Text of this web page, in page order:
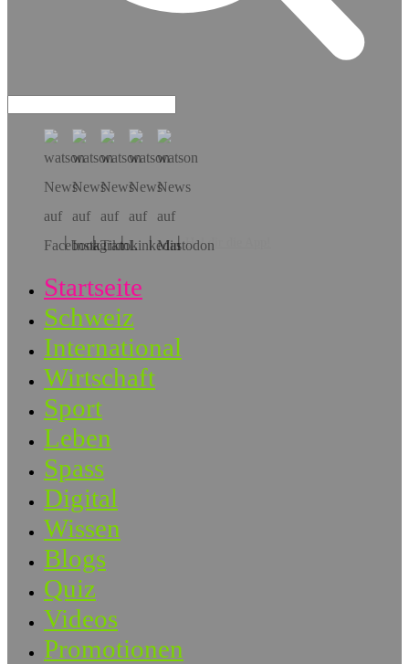
Hol dir die App!
Startseite
Schweiz
International
Wirtschaft
Sport
Leben
Spass
Digital
Wissen
Blogs
Quiz
Videos
Promotionen